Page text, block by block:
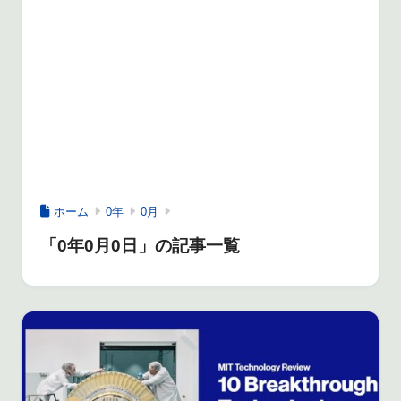
ホーム 0年 0月
「0年0月0日」の記事一覧